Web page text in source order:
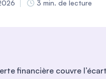
3 min. de lecture
financière couvre